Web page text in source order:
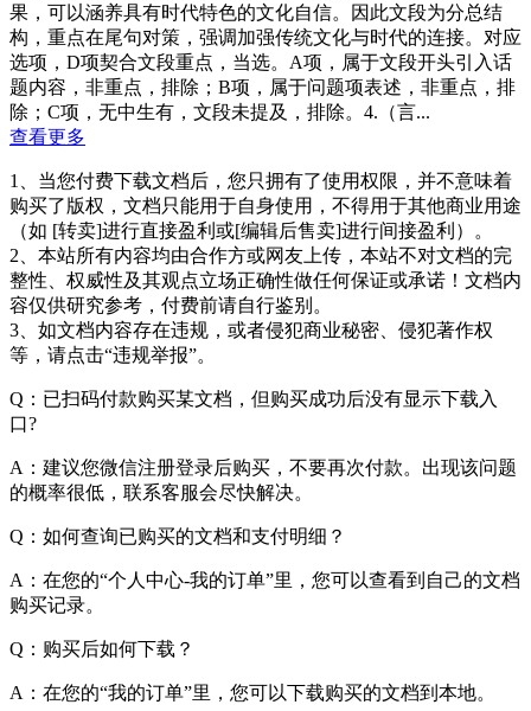
果，可以涵养具有时代特色的文化自信。因此文段为分总结
构，重点在尾句对策，强调加强传统文化与时代的连接。对应
选项，D项契合文段重点，当选。A项，属于文段开头引入话
题内容，非重点，排除；B项，属于问题项表述，非重点，排
除；C项，无中生有，文段未提及，排除。4.（言...
查看更多
1、当您付费下载文档后，您只拥有了使用权限，并不意味着
购买了版权，文档只能用于自身使用，不得用于其他商业用途
（如 [转卖]进行直接盈利或[编辑后售卖]进行间接盈利）。
2、本站所有内容均由合作方或网友上传，本站不对文档的完
整性、权威性及其观点立场正确性做任何保证或承诺！文档内
容仅供研究参考，付费前请自行鉴别。
3、如文档内容存在违规，或者侵犯商业秘密、侵犯著作权
等，请点击“违规举报”。
Q：已扫码付款购买某文档，但购买成功后没有显示下载入
口?
A：建议您微信注册登录后购买，不要再次付款。出现该问题
的概率很低，联系客服会尽快解决。
Q：如何查询已购买的文档和支付明细？
A：在您的“个人中心-我的订单”里，您可以查看到自己的文档
购买记录。
Q：购买后如何下载？
A：在您的“我的订单”里，您可以下载购买的文档到本地。